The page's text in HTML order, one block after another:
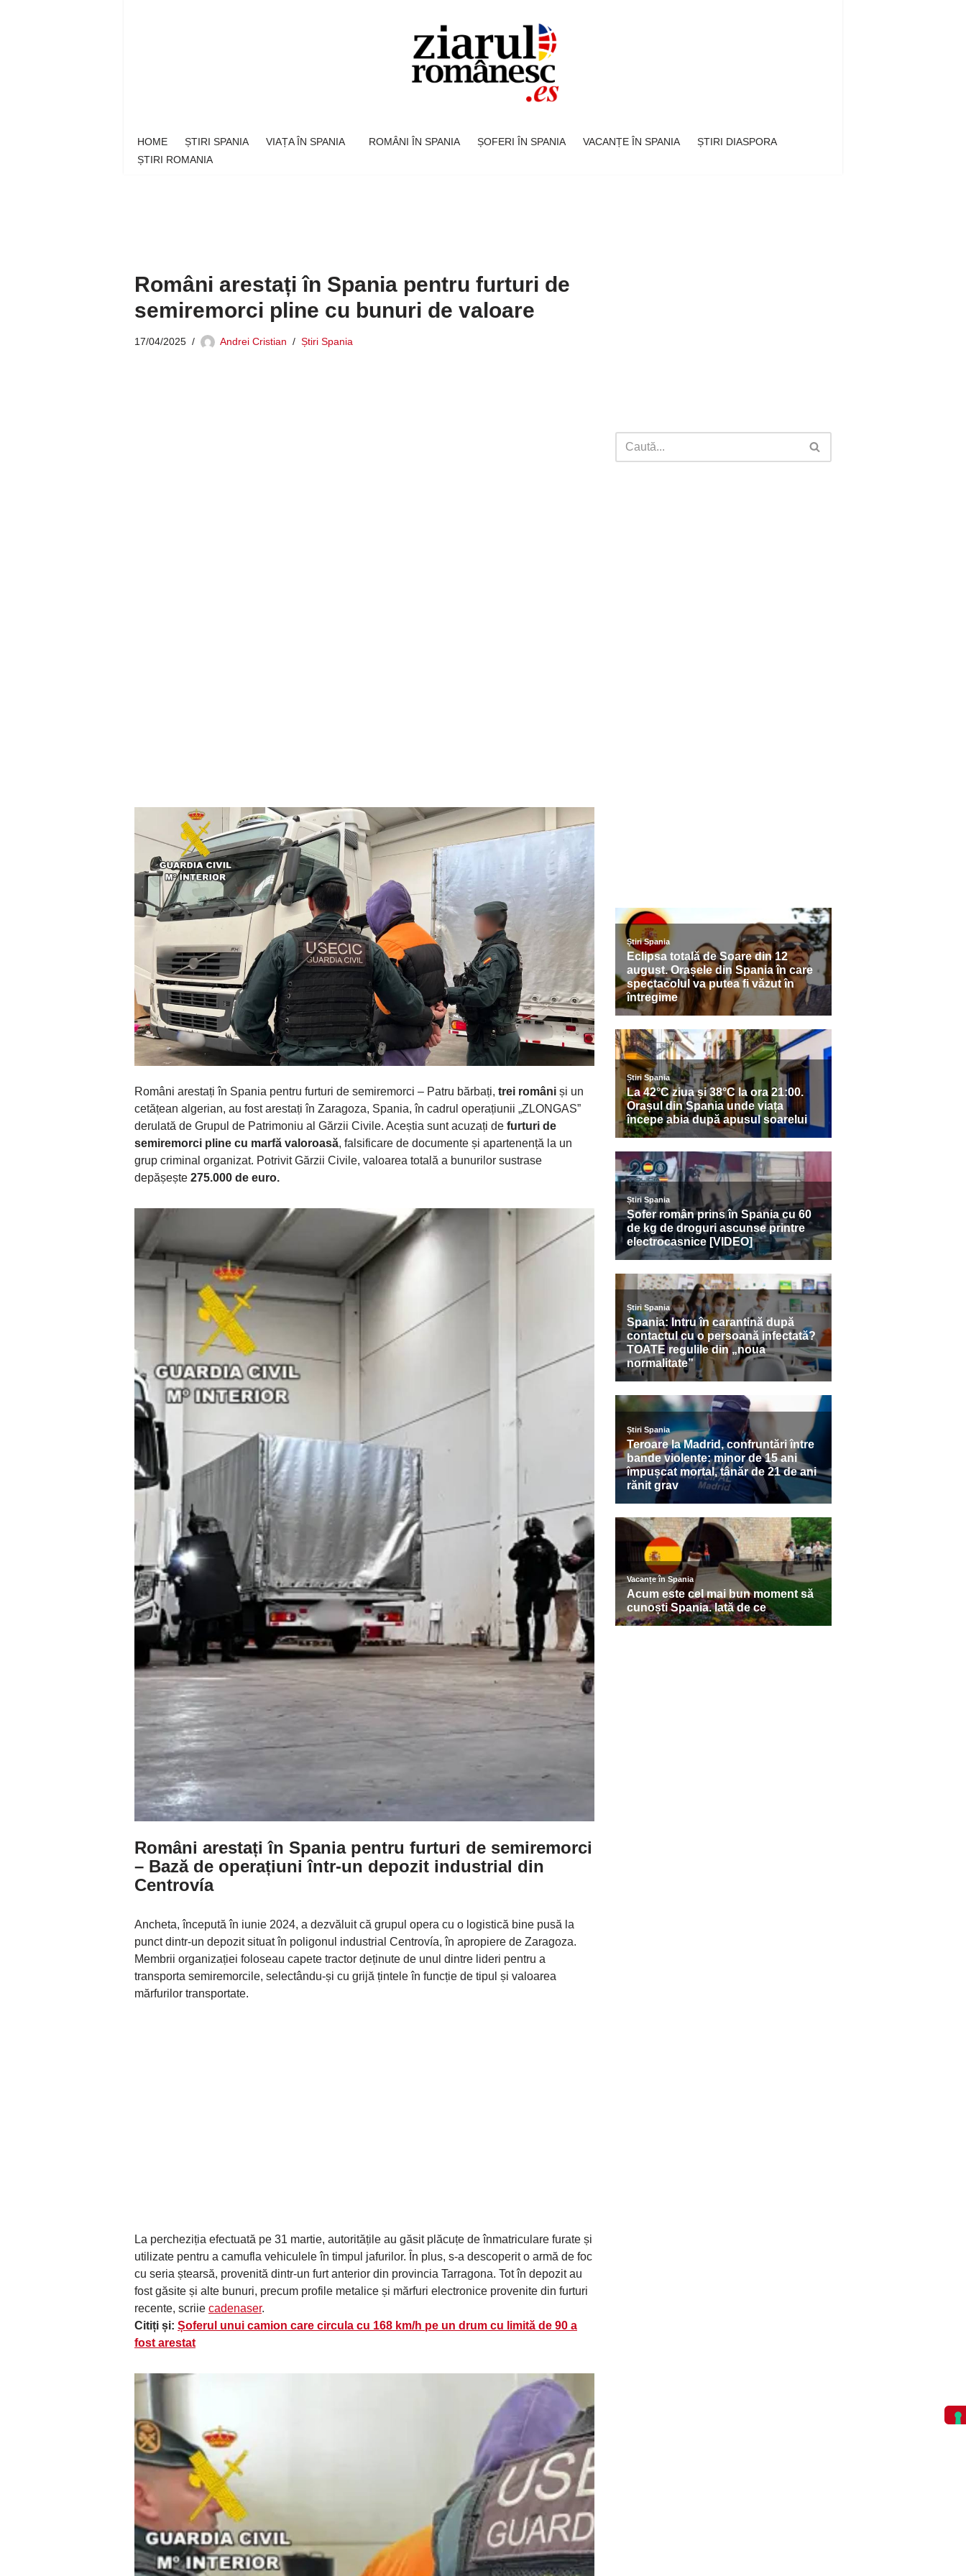
HOME ȘTIRI SPANIA VIAȚA ÎN SPANIA ROMÂNI ÎN SPANIA ȘOFERI ÎN SPANIA VACANȚE ÎN SPANIA
ȘTIRI DIASPORA
ȘTIRI ROMANIA
Români arestați în Spania pentru furturi de
semiremorci pline cu bunuri de valoare
17/04/2025 Andrei Cristian Știri Spania
Români arestați în Spania pentru furturi de semiremorci – Patru bărbați, trei români și un
cetățean algerian, au fost arestați în Zaragoza, Spania, în cadrul operațiunii „ZLONGAS”
derulată de Grupul de Patrimoniu al Gărzii Civile. Aceștia sunt acuzați de furturi de
semiremorci pline cu marfă valoroasă, falsificare de documente și apartenență la un
grup criminal organizat. Potrivit Gărzii Civile, valoarea totală a bunurilor sustrase
depășește 275.000 de euro.
Români arestați în Spania pentru furturi de semiremorci
– Bază de operațiuni într-un depozit industrial din
Centrovía
Ancheta, începută în iunie 2024, a dezvăluit că grupul opera cu o logistică bine pusă la
punct dintr-un depozit situat în poligonul industrial Centrovía, în apropiere de Zaragoza.
Membrii organizației foloseau capete tractor deținute de unul dintre lideri pentru a
transporta semiremorcile, selectându-și cu grijă țintele în funcție de tipul și valoarea
mărfurilor transportate.
La percheziția efectuată pe 31 martie, autoritățile au găsit plăcuțe de înmatriculare furate și
utilizate pentru a camufla vehiculele în timpul jafurilor. În plus, s-a descoperit o armă de foc
cu seria ștearsă, provenită dintr-un furt anterior din provincia Tarragona. Tot în depozit au
fost găsite și alte bunuri, precum profile metalice și mărfuri electronice provenite din furturi
recente, scriie cadenaser.
Citiți și: Șoferul unui camion care circula cu 168 km/h pe un drum cu limită de 90 a
fost arestat